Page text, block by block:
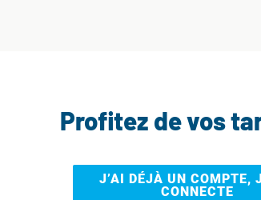
Profitez de vos
J’AI DÉJÀ UN COMPTE,
CONNECTE